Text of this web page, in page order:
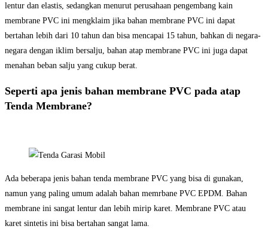
lentur dan elastis, sedangkan menurut perusahaan pengembang kain
membrane PVC ini mengklaim jika bahan membrane PVC ini dapat
bertahan lebih dari 10 tahun dan bisa mencapai 15 tahun, bahkan di negara-
negara dengan iklim bersalju, bahan atap membrane PVC ini juga dapat
menahan beban salju yang cukup berat.
Seperti apa jenis bahan membrane PVC pada atap
Tenda Membrane?
Ada beberapa jenis bahan tenda membrane PVC yang bisa di gunakan,
namun yang paling umum adalah bahan memrbane PVC EPDM. Bahan
membrane ini sangat lentur dan lebih mirip karet. Membrane PVC atau
karet sintetis ini bisa bertahan sangat lama.